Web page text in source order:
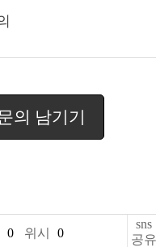
의 남기기
0 위시 0
sns
공유